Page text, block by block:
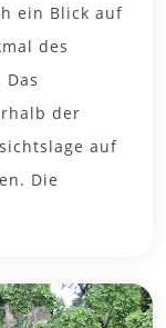
ein Blick auf
des
der
auf
Die